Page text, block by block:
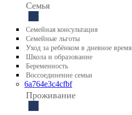
Семья
Семейная консультация
Семейные льготы
Уход за ребёнком в дневное время
Школа и образование
Беременность
Воссоединение семьи
6a764e3c4cfbf
Проживание